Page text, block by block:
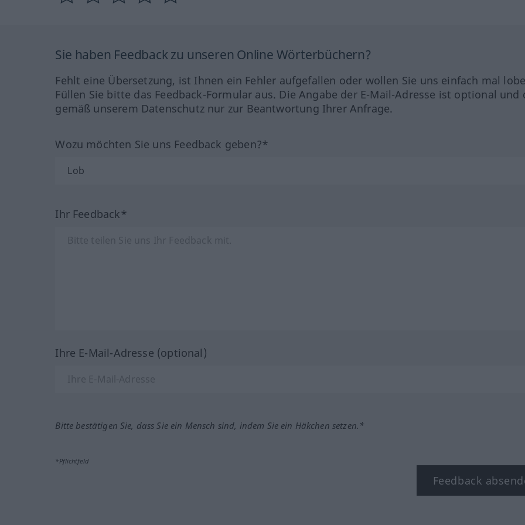
Sie haben Feedback zu unseren Online Wörterbüchern?
Fehlt eine Übersetzung, ist Ihnen ein Fehler aufgefallen oder wollen Sie uns einfach mal
Füllen Sie bitte das Feedback-Formular aus. Die Angabe der E-Mail-Adresse ist optional und
gemäß unserem Datenschutz nur zur Beantwortung Ihrer Anfrage.
Wozu möchten Sie uns Feedback geben?*
Ihr Feedback*
Ihre E-Mail-Adresse (optional)
Bitte bestätigen Sie, dass Sie ein Mensch sind, indem Sie ein Häkchen setzen.*
*Pflichtfeld
Feedback